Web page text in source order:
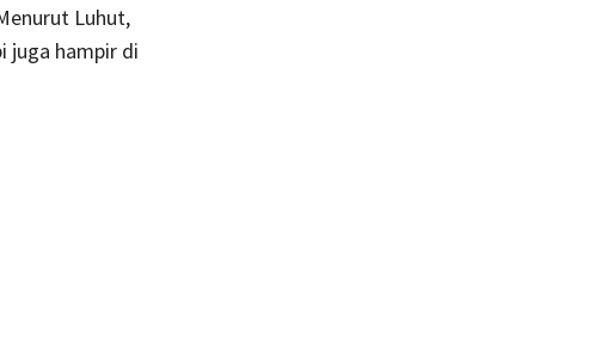
Luhut,
juga hampir di